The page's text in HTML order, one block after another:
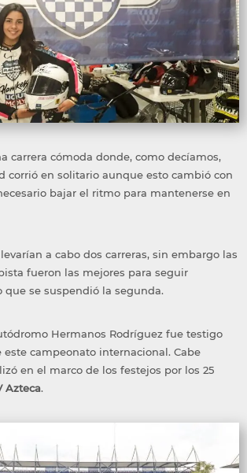
carrera cómoda donde, como decíamos,
corrió en solitario aunque esto cambió con
bajar el ritmo para mantenerse en
a cabo dos carreras, sin embargo las
fueron las mejores para seguir
se suspendió la segunda.
Hermanos Rodríguez fue testigo
este campeonato internacional. Cabe
en el marco de los festejos por los 25
Azteca.